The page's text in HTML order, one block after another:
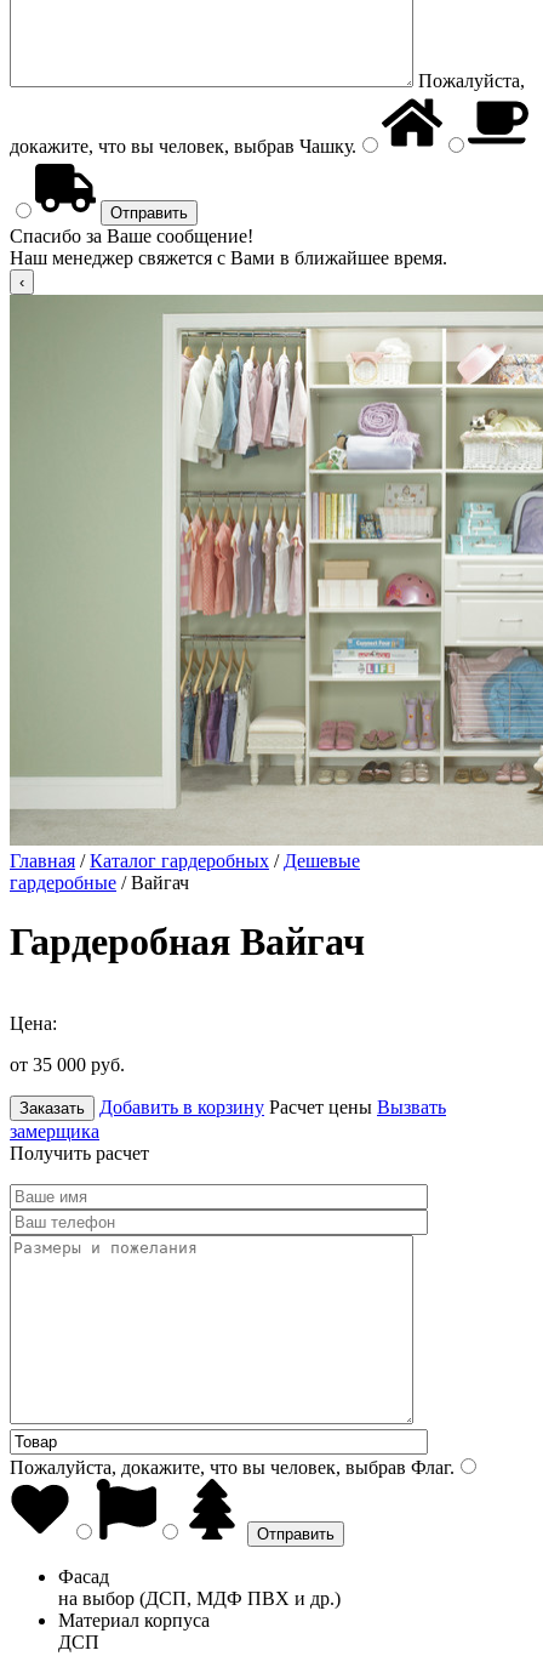
Пожалуйста,
докажите, что вы человек, выбрав Чашку.
Спасибо за Ваше сообщение!
Наш менеджер свяжется с Вами в ближайшее время.
Главная /Каталог гардеробных / Дешевые
гардеробные / Вайгач
Гардеробная Вайгач
Цена:
от 35 000 руб.
Заказать Добавить в корзину Расчет цены Вызвать
замерщика
Получить расчет
Пожалуйста, докажите, что вы человек, выбрав Флаг.
Фасад
на выбор (ДСП, МДФ ПВХ и др.)
Материал корпуса
ДСП